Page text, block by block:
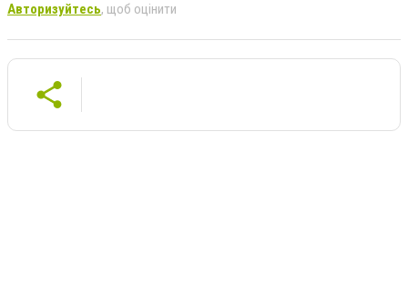
Авторизуйтесь, щоб оцінити